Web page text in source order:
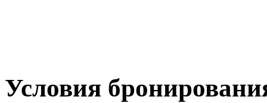
Условия